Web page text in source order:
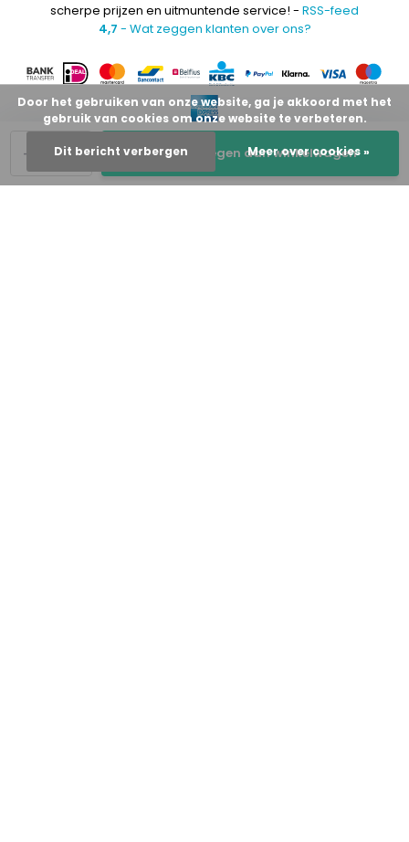
+
- Toevoegen aan winkelwagen
scherpe prijzen en uitmuntende service! - RSS-feed
4,7 - Wat zeggen klanten over ons?
Door het gebruiken van onze website, ga je akkoord met het
gebruik van cookies om onze website te verbeteren.
Dit bericht verbergen Meer over cookies »